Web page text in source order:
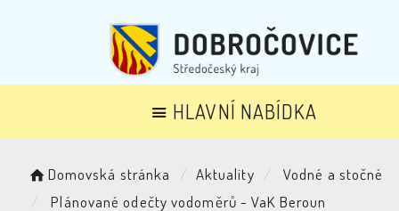
HLAVNÍ NABÍDKA
Domovská stránka Aktuality
Vodné a stočné
Plánované odečty vodoměrů - VaK Beroun